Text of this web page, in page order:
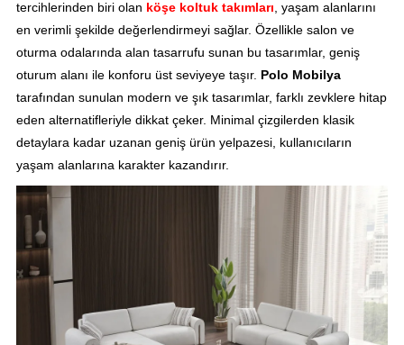
tercihlerinden biri olan köşe koltuk takımları , yaşam alanlarını
en verimli şekilde değerlendirmeyi sağlar. Özellikle salon ve
oturma odalarında alan tasarrufu sunan bu tasarımlar, geniş
oturum alanı ile konforu üst seviyeye taşır. Polo Mobilya
tarafından sunulan modern ve şık tasarımlar, farklı zevklere hitap
eden alternatifleriyle dikkat çeker. Minimal çizgilerden klasik
detaylara kadar uzanan geniş ürün yelpazesi, kullanıcıların
yaşam alanlarına karakter kazandırır.